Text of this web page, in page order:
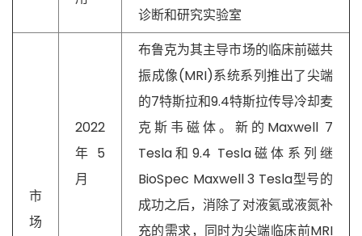
诊断和研究实验室
市
场
2022
年5
月
布鲁克为其主导市场的临床前磁共
振成像(MRI)系统系列推出了尖端
的7特斯拉和9.4特斯拉传导冷却麦
克斯韦磁体。新的Maxwell 7
Tesla和9.4 Tesla磁体系列继
BioSpec Maxwell 3 Tesla型号的
成功之后，消除了对液氦或液氮补
充的需求，同时为尖端临床前MRI